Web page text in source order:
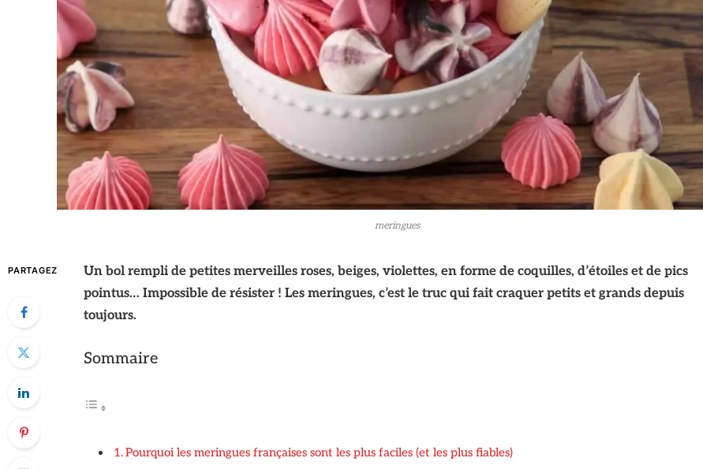
meringues
PARTAGEZ
Un bol rempli de petites merveilles roses, beiges, violettes, en forme de coquilles, d’étoiles et de pics
pointus… Impossible de résister ! Les meringues, c’est le truc qui fait craquer petits et grands depuis
toujours.
Sommaire
Pourquoi les meringues françaises sont les plus faciles (et les plus fiables)